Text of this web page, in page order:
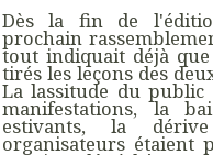
Dès la fin de
prochain
tout indiquait déjà
tirés les leçons des
La lassitude du public
manifestations, la
estivants, la
organisateurs étaient